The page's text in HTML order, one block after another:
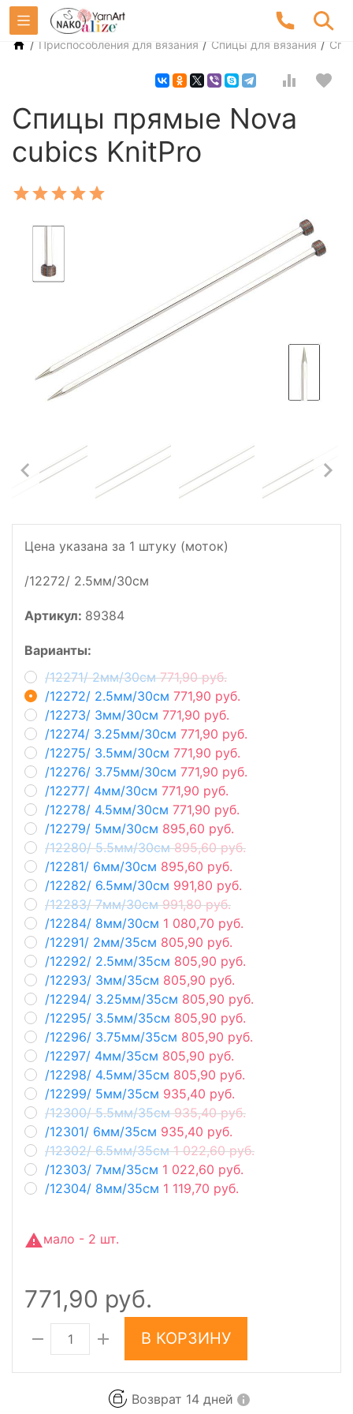
/ Приспособления для вязания / Спицы для вязания /
Спицы прямые Nova
cubics KnitPro
Цена указана за 1 штуку (моток)
/12272/ 2.5мм/30см
Артикул: 89384
Варианты:
/12271/ 2мм/30см771,90 руб.
/12272/ 2.5мм/30см 771,90 руб.
/12273/ 3мм/30см 771,90 руб.
/12274/ 3.25мм/30см 771,90 руб.
/12275/ 3.5мм/30см 771,90 руб.
/12276/ 3.75мм/30см 771,90 руб.
/12277/ 4мм/30см 771,90 руб.
/12278/ 4.5мм/30см 771,90 руб.
/12279/ 5мм/30см 895,60 руб.
/12280/ 5.5мм/30см895,60 руб.
/12281/ 6мм/30см 895,60 руб.
/12282/ 6.5мм/30см 991,80 руб.
/12283/ 7мм/30см991,80 руб.
/12284/ 8мм/30см 1 080,70 руб.
/12291/ 2мм/35см 805,90 руб.
/12292/ 2.5мм/35см 805,90 руб.
/12293/ 3мм/35см 805,90 руб.
/12294/ 3.25мм/35см 805,90 руб.
/12295/ 3.5мм/35см 805,90 руб.
/12296/ 3.75мм/35см 805,90 руб.
/12297/ 4мм/35см 805,90 руб.
/12298/ 4.5мм/35см 805,90 руб.
/12299/ 5мм/35см 935,40 руб.
/12300/ 5.5мм/35см935,40 руб.
/12301/ 6мм/35см 935,40 руб.
/12302/ 6.5мм/35см1 022,60 руб.
/12303/ 7мм/35см 1 022,60 руб.
/12304/ 8мм/35см 1 119,70 руб.
мало - 2 шт.
771,90 руб.
В КОРЗИНУ
Возврат 14 дней